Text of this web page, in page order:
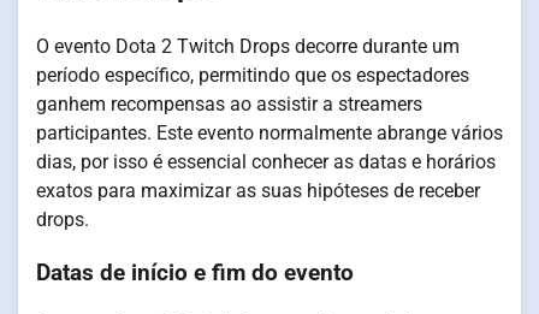
O evento Dota 2 Twitch Drops decorre durante um
período específico, permitindo que os espectadores
ganhem recompensas ao assistir a streamers
participantes. Este evento normalmente abrange vários
dias, por isso é essencial conhecer as datas e horários
exatos para maximizar as suas hipóteses de receber
drops.
Datas de início e fim do evento